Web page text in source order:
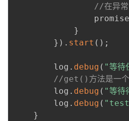
//在异常
                promise
}
} ) . start ( ) ;
        log
. debug ( "等
//get()方法是一个
        log
. debug ( "等待
        log
. debug (
}